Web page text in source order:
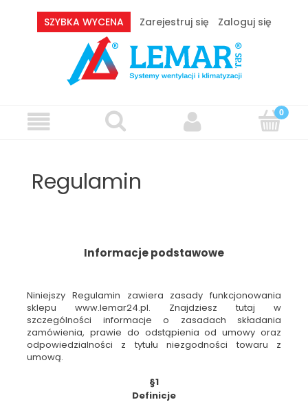
SZYBKA WYCENA Zarejestruj się Zaloguj się
Regulamin
Informacje podstawowe
Niniejszy Regulamin zawiera zasady funkcjonowania
sklepu www.lemar24.pl. Znajdziesz tutaj w
szczególności informacje o zasadach składania
zamówienia, prawie do odstąpienia od umowy oraz
odpowiedzialności z tytułu niezgodności towaru z
umową.
§1
Definicje